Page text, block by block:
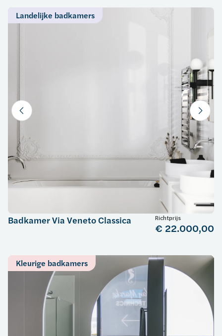
Landelijke badkamers
Badkamer Via Veneto Classica Richtprijs
€ 22.000,00
Kleurige badkamers